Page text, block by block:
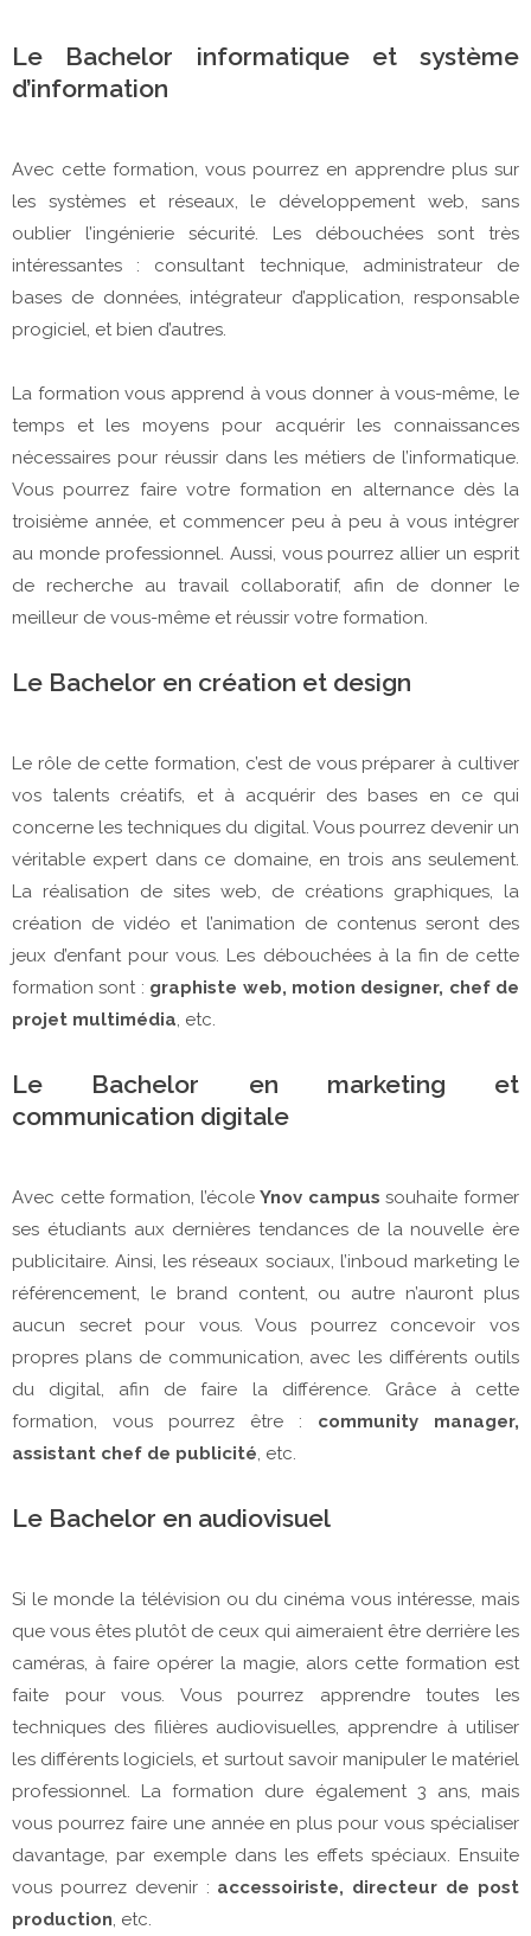
Le Bachelor informatique et système
d’information
Avec cette formation, vous pourrez en apprendre plus sur
les systèmes et réseaux, le développement web, sans
oublier l’ingénierie sécurité. Les débouchées sont très
intéressantes : consultant technique, administrateur de
bases de données, intégrateur d’application, responsable
progiciel, et bien d’autres.
La formation vous apprend à vous donner à vous-même, le
temps et les moyens pour acquérir les connaissances
nécessaires pour réussir dans les métiers de l’informatique.
Vous pourrez faire votre formation en alternance dès la
troisième année, et commencer peu à peu à vous intégrer
au monde professionnel. Aussi, vous pourrez allier un esprit
de recherche au travail collaboratif, afin de donner le
meilleur de vous-même et réussir votre formation.
Le Bachelor en création et design
Le rôle de cette formation, c’est de vous préparer à cultiver
vos talents créatifs, et à acquérir des bases en ce qui
concerne les techniques du digital. Vous pourrez devenir un
véritable expert dans ce domaine, en trois ans seulement.
La réalisation de sites web, de créations graphiques, la
création de vidéo et l’animation de contenus seront des
jeux d’enfant pour vous. Les débouchées à la fin de cette
formation sont : graphiste web, motion designer, chef de
projet multimédia , etc.
Le Bachelor en marketing et
communication digitale
Avec cette formation, l’écoleYnov campus souhaite former
ses étudiants aux dernières tendances de la nouvelle ère
publicitaire. Ainsi, les réseaux sociaux, l’inboud marketing le
référencement, le brand content, ou autre n’auront plus
aucun secret pour vous. Vous pourrez concevoir vos
propres plans de communication, avec les différents outils
du digital, afin de faire la différence. Grâce à cette
formation, vous pourrez être : community manager,
assistant chef de publicité , etc.
Le Bachelor en audiovisuel
Si le monde la télévision ou du cinéma vous intéresse, mais
que vous êtes plutôt de ceux qui aimeraient être derrière les
caméras, à faire opérer la magie, alors cette formation est
faite pour vous. Vous pourrez apprendre toutes les
techniques des filières audiovisuelles, apprendre à utiliser
les différents logiciels, et surtout savoir manipuler le matériel
professionnel. La formation dure également 3 ans, mais
vous pourrez faire une année en plus pour vous spécialiser
davantage, par exemple dans les effets spéciaux. Ensuite
vous pourrez devenir : accessoiriste, directeur de post
production , etc.